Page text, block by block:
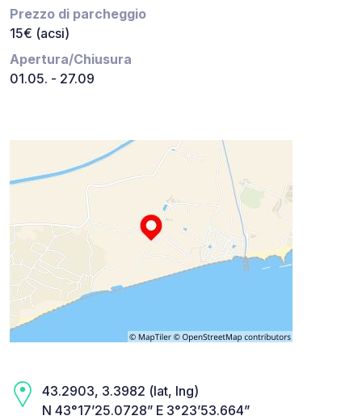
Prezzo di parcheggio
15€ (acsi)
Apertura/Chiusura
01.05. - 27.09
43.2903, 3.3982 (lat, lng)
N 43°17’25.0728” E 3°23’53.664”